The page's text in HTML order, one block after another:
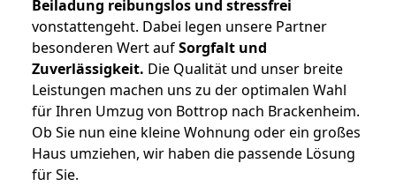
Beiladung reibungslos und stressfrei
vonstattengeht. Dabei legen unsere Partner
besonderen Wert aufSorgfalt und
Zuverlässigkeit. Die Qualität und unser breite
Leistungen machen uns zu der optimalen Wahl
für Ihren Umzug von Bottrop nach Brackenheim.
Ob Sie nun eine kleine Wohnung oder ein großes
Haus umziehen, wir haben die passende Lösung
für Sie.